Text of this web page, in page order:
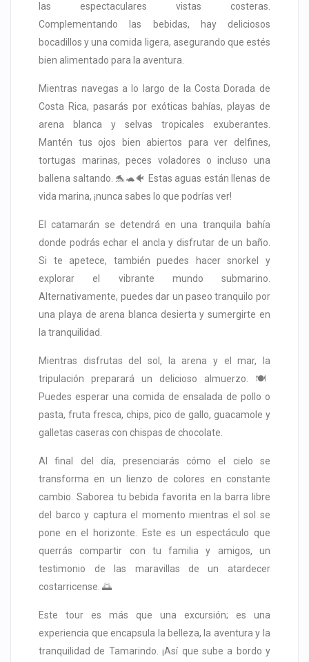
las espectaculares vistas costeras.
Complementando las bebidas, hay deliciosos
bocadillos y una comida ligera, asegurando que estés
bien alimentado para la aventura.
Mientras navegas a lo largo de la Costa Dorada de
Costa Rica, pasarás por exóticas bahías, playas de
arena blanca y selvas tropicales exuberantes.
Mantén tus ojos bien abiertos para ver delfines,
tortugas marinas, peces voladores o incluso una
ballena saltando. 🐬🐢🐠 Estas aguas están llenas de
vida marina, ¡nunca sabes lo que podrías ver!
El catamarán se detendrá en una tranquila bahía
donde podrás echar el ancla y disfrutar de un baño.
Si te apetece, también puedes hacer snorkel y
explorar el vibrante mundo submarino.
Alternativamente, puedes dar un paseo tranquilo por
una playa de arena blanca desierta y sumergirte en
la tranquilidad.
Mientras disfrutas del sol, la arena y el mar, la
tripulación preparará un delicioso almuerzo. 🍽️
Puedes esperar una comida de ensalada de pollo o
pasta, fruta fresca, chips, pico de gallo, guacamole y
galletas caseras con chispas de chocolate.
Al final del día, presenciarás cómo el cielo se
transforma en un lienzo de colores en constante
cambio. Saborea tu bebida favorita en la barra libre
del barco y captura el momento mientras el sol se
pone en el horizonte. Este es un espectáculo que
querrás compartir con tu familia y amigos, un
testimonio de las maravillas de un atardecer
costarricense. 🌅
Este tour es más que una excursión; es una
experiencia que encapsula la belleza, la aventura y la
tranquilidad de Tamarindo. ¡Así que sube a bordo y